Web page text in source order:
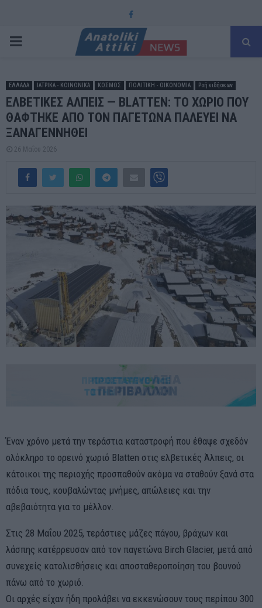
Facebook
PRIMARY
ΕΛΛΑΔΑ ΙΑΤΡΙΚΑ - ΚΟΙΝΩΝΙΚΑ ΚΟΣΜΟΣ ΠΟΛΙΤΙΚΗ - ΟΙΚΟΝΟΜΙΑ Ροή ειδήσεων
ΕΛΒΕΤΙΚΕΣ ΑΛΠΕΙΣ — BLATTEN: ΤΟ ΧΩΡΙΟ ΠΟΥ
ΘΑΦΤΗΚΕ ΑΠΟ ΤΟΝ ΠΑΓΕΤΩΝΑ ΠΑΛΕΥΕΙ ΝΑ
ΞΑΝΑΓΕΝΝΗΘΕΙ
26 Μαΐου 2026
Έναν χρόνο μετά την τεράστια καταστροφή που έθαψε σχεδόν
ολόκληρο το ορεινό χωριό Blatten στις ελβετικές Άλπεις, οι
κάτοικοι της περιοχής προσπαθούν ακόμα να σταθούν ξανά στα
πόδια τους, κουβαλώντας μνήμες, απώλειες και την
αβεβαιότητα για το μέλλον.
Στις 28 Μαΐου 2025, τεράστιες μάζες πάγου, βράχων και
λάσπης κατέρρευσαν από τον παγετώνα Birch Glacier, μετά από
συνεχείς κατολισθήσεις και αποσταθεροποίηση του βουνού
πάνω από το χωριό.
Οι αρχές είχαν ήδη προλάβει να εκκενώσουν τους περίπου 300